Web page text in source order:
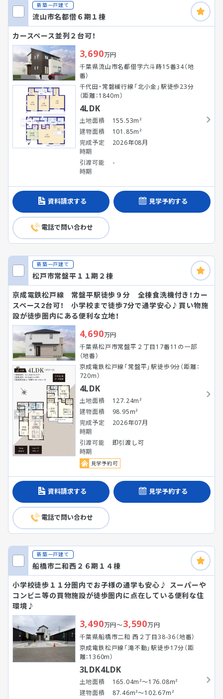
新築一戸建て
流山市名都借６期１棟
カースペース並列２台可！
3,690万円
千葉県流山市名都借字六斗蒔15番34（地
番）
千代田・常磐緩行線「北小金」駅徒歩23分
（距離：1840m）
4LDK
土地面積
155.53m²
建物面積
101.85m²
完成予定
時期
2026年08月
引渡可能
時期
-
資料請求する 見学予約する
電話で問い合わせ
新築一戸建て
松戸市常盤平１１期２棟
京成電鉄松戸線 常盤平駅徒歩９分 全棟食洗機付き！カー
スペース2台可！ 小学校まで徒歩7分で通学安心♪買い物施
設が徒歩圏内にある便利な立地！
4,690万円
千葉県松戸市常盤平２丁目17番11の一部
（地番）
京成電鉄松戸線「常盤平」駅徒歩9分（距離：
720m）
4LDK
土地面積
127.24m²
建物面積
98.95m²
完成予定
時期
2026年07月
引渡可能
時期
即引渡し可
見学予約可
資料請求する 見学予約する
電話で問い合わせ
新築一戸建て
船橋市二和西２６期１４棟
小学校徒歩１１分圏内でお子様の通学も安心♪ スーパーや
コンビニ等の買物施設が徒歩圏内に点在している便利な住
環境♪
3,490万円～3,590万円
千葉県船橋市二和 西２丁目38-36（地番）
京成電鉄松戸線「滝不動」駅徒歩17分（距
離：1360m）
3LDK4LDK
土地面積
165.04m²～176.08m²
建物面積
87.46m²～102.67m²